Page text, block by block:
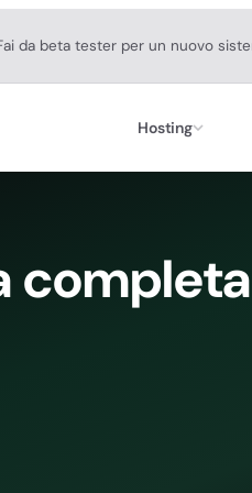
da beta tester per un nuovo
Hosting
completa